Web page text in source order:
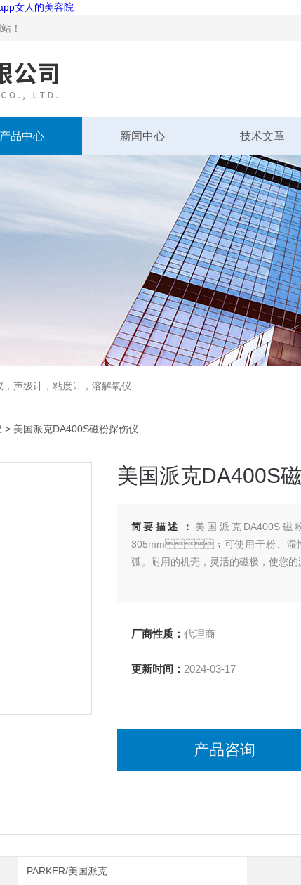
女人的美容院
！
产品中心 新闻中心 技术文章
声级计，粘度计，溶解氧仪
> 美国派克DA400S磁粉探伤仪
美国派克DA400S
简要描述： 美国派克DA400S
305mm；可使用干粉、湿性
弧。耐用的机壳，灵活的磁极，使
厂商性质： 代理商
更新时间： 2024-03-17
产品咨询
PARKER/美国派克